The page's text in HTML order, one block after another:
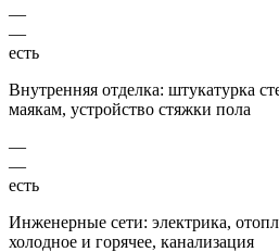
—
—
есть
Внутренняя отделка: штукатурка
маякам, устройство стяжки пола
—
—
есть
Инженерные сети: электрика,
холодное и горячее, канализация